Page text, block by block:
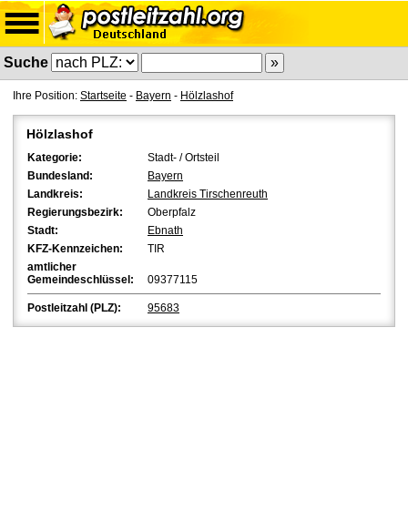
Suche
Ihre Position: Startseite - Bayern - Hölzlashof
Hölzlashof
Kategorie:
Stadt- / Ortsteil
Bundesland:
Bayern
Landkreis:
Landkreis Tirschenreuth
Regierungsbezirk:
Oberpfalz
Stadt:
Ebnath
KFZ-Kennzeichen:
TIR
amtlicher
Gemeindeschlüssel:
09377115
Postleitzahl (PLZ): 95683